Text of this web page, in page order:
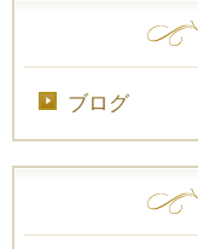
ブログ